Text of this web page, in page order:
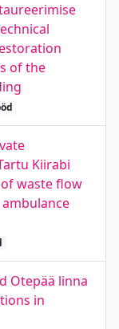
of the
Kiirabi
waste flow
ambulance
Otepää linna
in